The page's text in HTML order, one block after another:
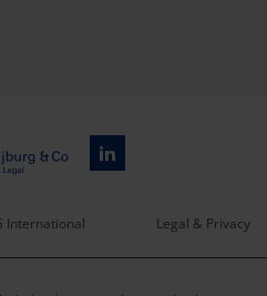
International Legal & Privacy